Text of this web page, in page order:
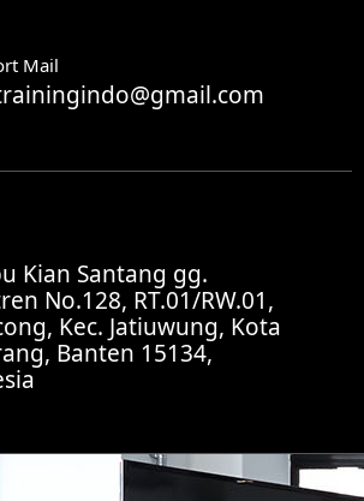
Mail
Kian Santang gg.
No.128, RT.01/RW.01,
Kec. Jatiuwung, Kota
Banten 15134,